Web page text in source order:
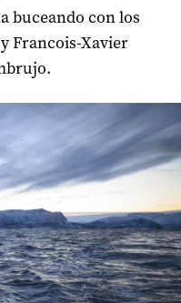
buceando con los
Francois-Xavier